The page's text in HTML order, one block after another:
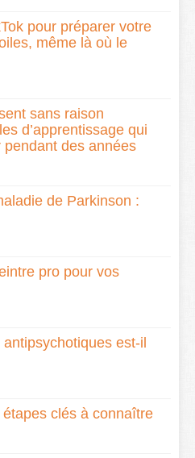
pour préparer votre
même là où le
sans raison
d’apprentissage qui
des années
de Parkinson :
pro pour vos
est-il
étapes clés à connaître